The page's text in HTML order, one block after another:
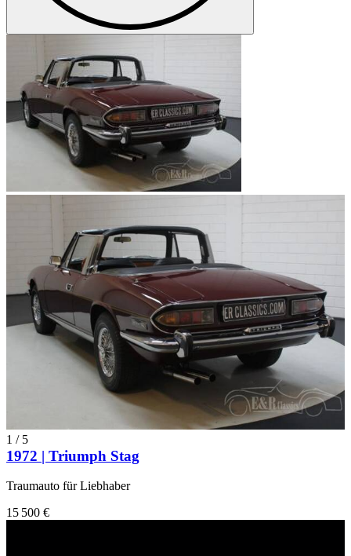
1 / 5
1972 | Triumph Stag
Traumauto für Liebhaber
15 500 €